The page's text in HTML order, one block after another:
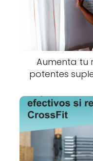
Aumenta tu
potentes